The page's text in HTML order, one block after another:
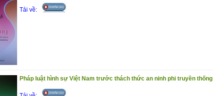
Tải về:
Pháp luật hình sự Việt Nam trước thách thức an ninh phi truyền thống